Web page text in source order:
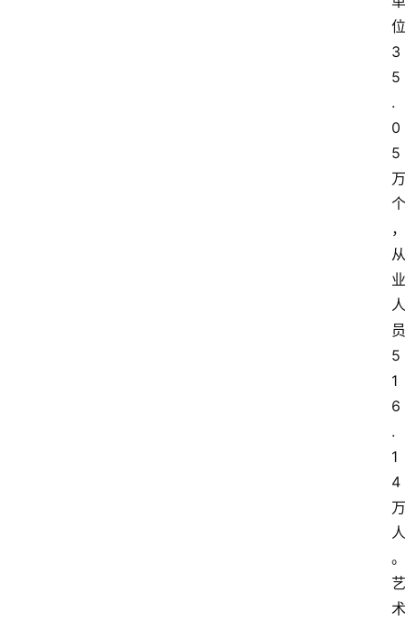
位
3
5
.
0
5
万
个
，
从
业
人
员
5
1
6
.
1
4
万
人
。
艺
术